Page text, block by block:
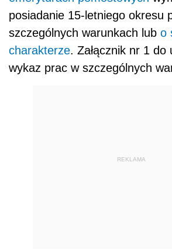
posiadanie 15-letniego okresu
szczególnych warunkach lub o
charakterze. Załącznik nr 1 do
wykaz prac w szczególnych
REKLAMA